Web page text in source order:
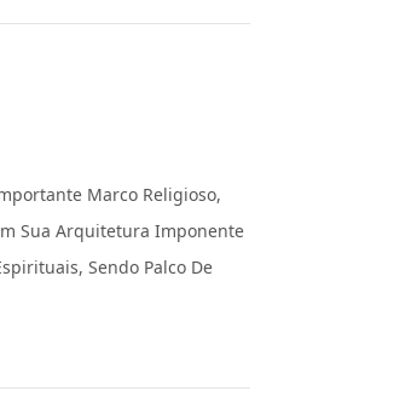
Marco Religioso,
Sua Arquitetura Imponente
Sendo Palco De